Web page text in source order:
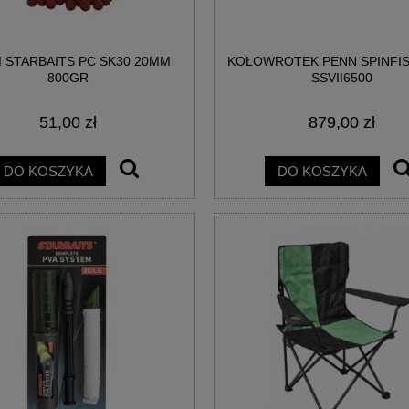
STARBAITS PC SK30 20MM
800GR
51,00 zł
DO KOSZYKA
KOŁOWROTEK PENN
SSVII6500
879,00 zł
DO KOSZYKA